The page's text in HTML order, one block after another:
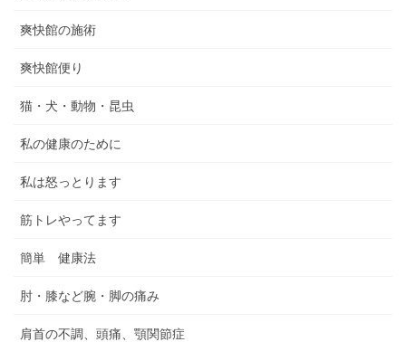
爽快館の施術
爽快館便り
猫・犬・動物・昆虫
私の健康のために
私は怒っとります
筋トレやってます
簡単 健康法
肘・膝など腕・脚の痛み
肩首の不調、頭痛、顎関節症